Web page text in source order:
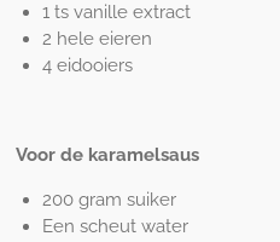
1 ts vanille extract
2 hele eieren
4 eidooiers
Voor de karamelsaus
200 gram suiker
Een scheut water